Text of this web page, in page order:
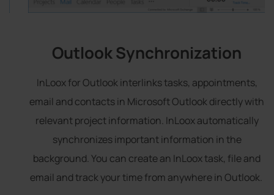
Outlook Synchronization
InLoox for Outlook interlinks tasks, appointments,
email and contacts in Microsoft Outlook directly with
relevant project information. InLoox automatically
synchronizes important information in the
background. You can create an InLoox task, file and
email and track your time from anywhere in Outlook.